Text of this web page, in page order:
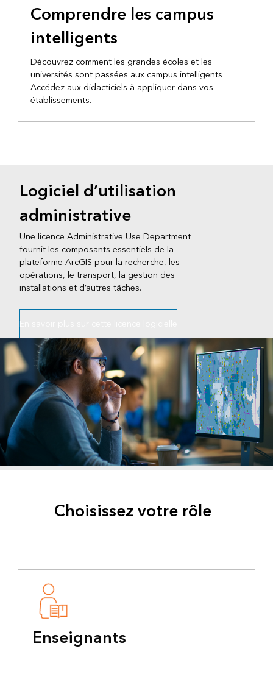
Comprendre les campus
intelligents
Découvrez comment les grandes écoles et les
universités sont passées aux campus intelligents
Accédez aux didacticiels à appliquer dans vos
établissements.
Logiciel d’utilisation
administrative
Une licence Administrative Use Department
fournit les composants essentiels de la
plateforme ArcGIS pour la recherche, les
opérations, le transport, la gestion des
installations et d’autres tâches.
En savoir plus sur cette licence logicielle
Choisissez votre rôle
Enseignants